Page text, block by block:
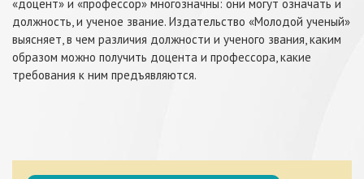
«доцент» и «профессор» многозначны: они могут означать и
должность, и ученое звание. Издательство «Молодой ученый»
выясняет, в чем различия должности и ученого звания, каким
образом можно получить доцента и профессора, какие
требования к ним предъявляются.